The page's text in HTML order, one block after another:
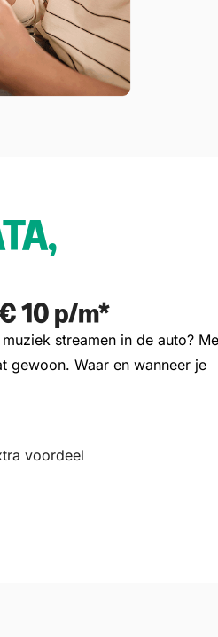
10 p/m*
streamen in de auto?
gewoon. Waar en wanneer je
voordeel